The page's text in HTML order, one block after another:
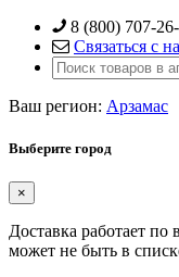
Skip
content
8 (800) 707-
Связаться с
Ваш регион: Арзамас
Выберите город
×
Доставка работает
может не быть в